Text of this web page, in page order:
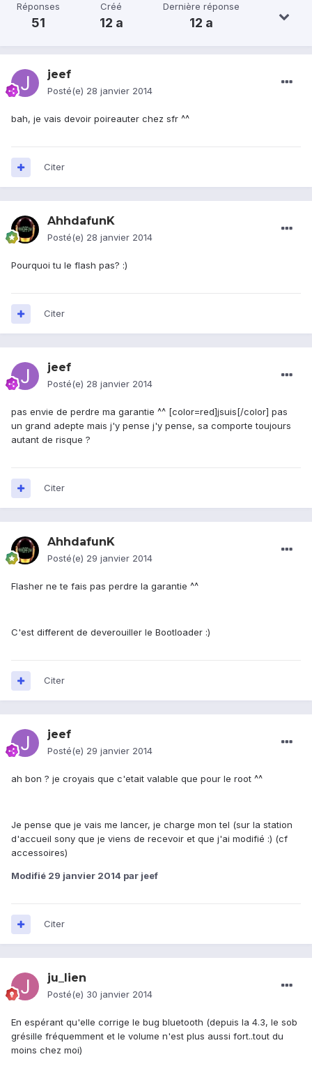
Réponses
51
Créé
12 a
Dernière réponse
12 a
jeef
Posté(e) 28 janvier 2014
bah, je vais devoir poireauter chez sfr ^^
Citer
AhhdafunK
Posté(e) 28 janvier 2014
Pourquoi tu le flash pas? :)
Citer
jeef
Posté(e) 28 janvier 2014
pas envie de perdre ma garantie ^^ [color=red]jsuis[/color] pas
un grand adepte mais j'y pense j'y pense, sa comporte toujours
autant de risque ?
Citer
AhhdafunK
Posté(e) 29 janvier 2014
Flasher ne te fais pas perdre la garantie ^^
C'est different de deverouiller le Bootloader :)
Citer
jeef
Posté(e) 29 janvier 2014
ah bon ? je croyais que c'etait valable que pour le root ^^
Je pense que je vais me lancer, je charge mon tel (sur la station
d'accueil sony que je viens de recevoir et que j'ai modifié :) (cf
accessoires)
Modifié 29 janvier 2014 par jeef
Citer
ju_lien
Posté(e) 30 janvier 2014
En espérant qu'elle corrige le bug bluetooth (depuis la 4.3, le sob
grésille fréquemment et le volume n'est plus aussi fort..tout du
moins chez moi)